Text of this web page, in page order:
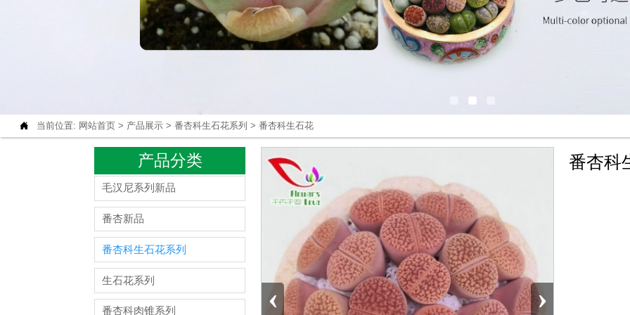
 当前位置: 网站首页> 产品展示> 番杏科生石花系列 > 番杏科生石花
产品分类
毛汉尼系列新品
番杏新品
番杏科生石花系列
生石花系列
番杏科肉锥系列 ‹ ›
番杏科